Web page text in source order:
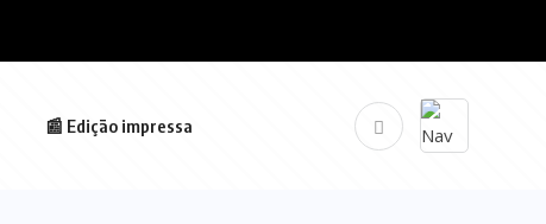
📰 Edição impressa